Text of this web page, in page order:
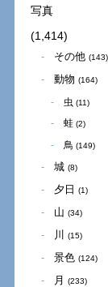
写真
(1,414)
その他 (143)
動物 (164)
虫 (11)
蛙 (2)
鳥 (149)
城 (8)
夕日 (1)
山 (34)
川 (15)
景色 (124)
月 (233)